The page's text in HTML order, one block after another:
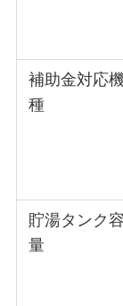
補助金対応
種
貯湯タンク容
量